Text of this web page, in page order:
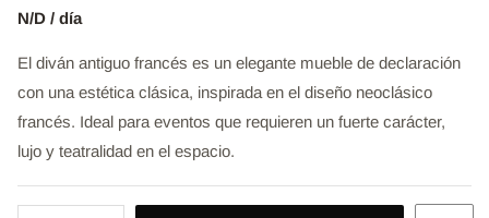
N/D / día
El diván antiguo francés es un elegante mueble de declaración
con una estética clásica, inspirada en el diseño neoclásico
francés. Ideal para eventos que requieren un fuerte carácter,
lujo y teatralidad en el espacio.